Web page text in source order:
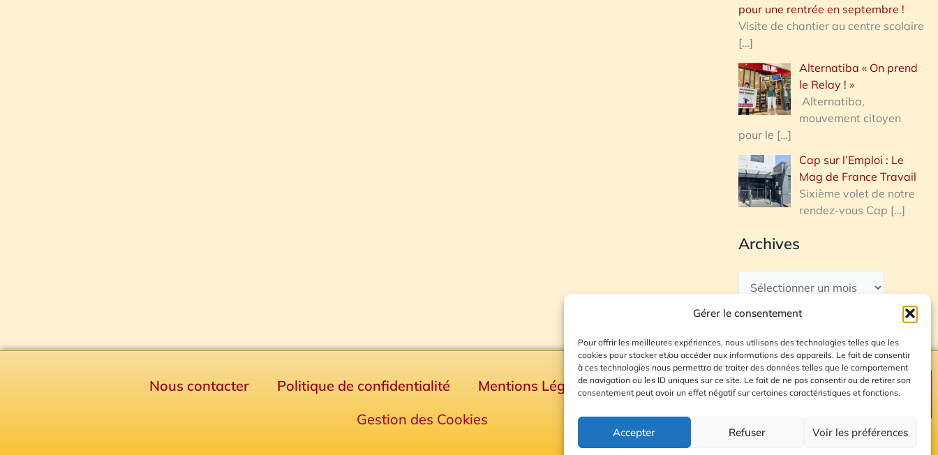
Gérer le consentement
Pour offrir les meilleures expériences, nous utilisons des technologies telles que les
cookies pour stocker et/ou accéder aux informations des appareils. Le fait de consentir
à ces technologies nous permettra de traiter des données telles que le comportement
de navigation ou les ID uniques sur ce site. Le fait de ne pas consentir ou de retirer son
consentement peut avoir un effet négatif sur certaines caractéristiques et fonctions.
Accepter Refuser Voir les préférences
pour une rentrée en septembre !
Visite de chantier au centre scolaire
[…]
Alternatiba « On prend
le Relay ! »
Alternatiba,
mouvement citoyen
pour le […]
Cap sur l’Emploi : Le
Mag de France Travail
Sixième volet de notre
rendez-vous Cap […]
Archives
Nous contacter Politique de confidentialité Mentions Légales
Plan du site
Gestion des Cookies